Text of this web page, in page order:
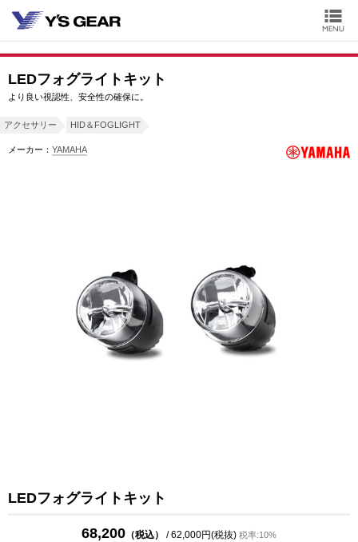
LEDフォグライトキット
より良い視認性、安全性の確保に。
アクセサリー HID＆FOGLIGHT
メーカー： YAMAHA
LEDフォグライトキット
68,200 （税込） / 62,000円(税抜) 税率:10%